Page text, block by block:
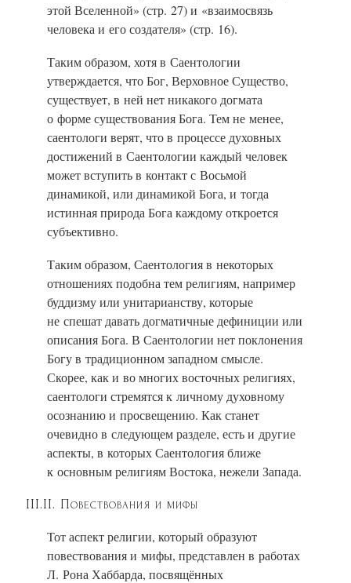
этой Вселенной» (стр. 27) и «взаимосвязь
человека и его создателя» (стр. 16).
Таким образом, хотя в Саентологии
утверждается, что Бог, Верховное Существо,
существует, в ней нет никакого догмата
о форме существования Бога. Тем не менее,
саентологи верят, что в процессе духовных
достижений в Саентологии каждый человек
может вступить в контакт с Восьмой
динамикой, или динамикой Бога, и тогда
истинная природа Бога каждому откроется
субъективно.
Таким образом, Саентология в некоторых
отношениях подобна тем религиям, например
буддизму или унитарианству, которые
не спешат давать догматичные дефиниции или
описания Бога. В Саентологии нет поклонения
Богу в традиционном западном смысле.
Скорее, как и во многих восточных религиях,
саентологи стремятся к личному духовному
осознанию и просвещению. Как станет
очевидно в следующем разделе, есть и другие
аспекты, в которых Саентология ближе
к основным религиям Востока, нежели Запада.
III.II. Повествования и мифы
Тот аспект религии, который образуют
повествования и мифы, представлен в работах
Л. Рона Хаббарда, посвящённых